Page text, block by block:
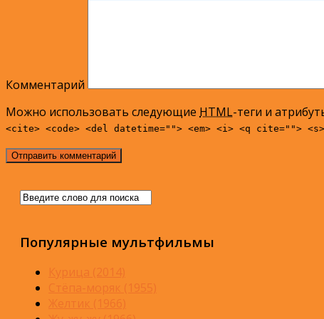
Комментарий
Можно использовать следующие HTML-теги и
<cite> <code> <del datetime=""> <em> <i> <q cite="">
Популярные мультфильмы
Курица (2014)
Стёпа-моряк (1955)
Желтик (1966)